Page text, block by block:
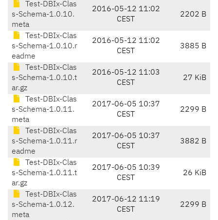
Test-DBIx-Clas
s-Schema-1.0.10.
meta
2016-05-12 11:02
CEST
2202 B
Test-DBIx-Clas
s-Schema-1.0.10.r
eadme
2016-05-12 11:02
CEST
3885 B
Test-DBIx-Clas
s-Schema-1.0.10.t
ar.gz
2016-05-12 11:03
CEST
27 KiB
Test-DBIx-Clas
s-Schema-1.0.11.
meta
2017-06-05 10:37
CEST
2299 B
Test-DBIx-Clas
s-Schema-1.0.11.r
eadme
2017-06-05 10:37
CEST
3882 B
Test-DBIx-Clas
s-Schema-1.0.11.t
ar.gz
2017-06-05 10:39
CEST
26 KiB
Test-DBIx-Clas
s-Schema-1.0.12.
meta
2017-06-12 11:19
CEST
2299 B